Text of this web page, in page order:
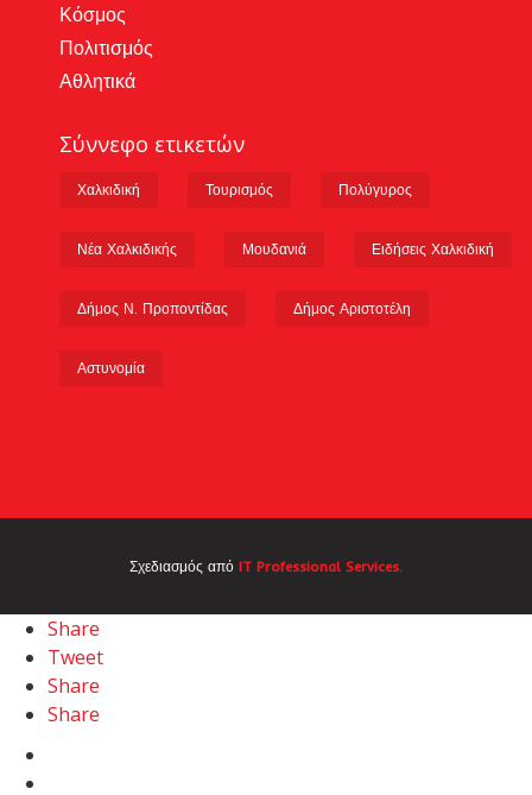
Κόσμος
Πολιτισμός
Αθλητικά
Σύννεφο ετικετών
Χαλκιδική Τουρισμός Πολύγυρος
Νέα Χαλκιδικής Μουδανιά Ειδήσεις Χαλκιδική
Δήμος Ν. Προποντίδας Δήμος Αριστοτέλη
Αστυνομία
Σχεδιασμός από IT Professional Services.
Share
Tweet
Share
Share